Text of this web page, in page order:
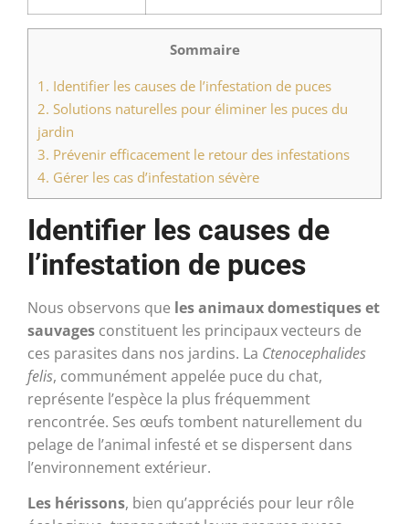
Sommaire
1. Identifier les causes de l’infestation de puces
2. Solutions naturelles pour éliminer les puces du
jardin
3. Prévenir efficacement le retour des infestations
4. Gérer les cas d’infestation sévère
Identifier les causes de
l’infestation de puces
Nous observons que les animaux domestiques et
sauvages constituent les principaux vecteurs de
ces parasites dans nos jardins. La Ctenocephalides
felis, communément appelée puce du chat,
représente l’espèce la plus fréquemment
rencontrée. Ses œufs tombent naturellement du
pelage de l’animal infesté et se dispersent dans
l’environnement extérieur.
Les hérissons, bien qu’appréciés pour leur rôle